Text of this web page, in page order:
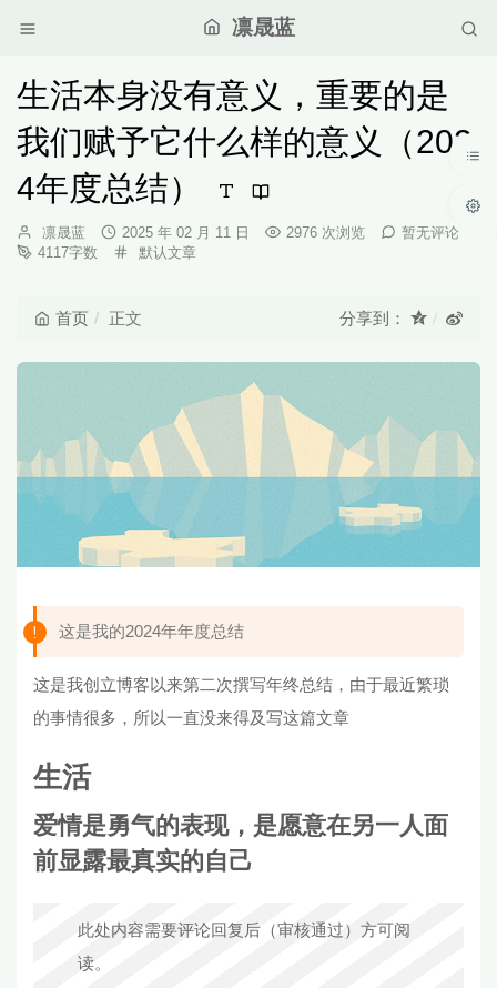
凛晟蓝
生活本身没有意义，重要的是
我们赋予它什么样的意义（202
4年度总结）
博
主：
凛晟蓝
发
布
2025 年 02 月 11 日 2976 次浏览
暂无评论
4117字数
分
默认文章
首页 正文 分享到：
这是我的2024年年度总结
这是我创立博客以来第二次撰写年终总结，由于最近繁琐
的事情很多，所以一直没来得及写这篇文章
生活
爱情是勇气的表现，是愿意在另一人面
前显露最真实的自己
此处内容需要评论回复后（审核通过）方可阅
读。